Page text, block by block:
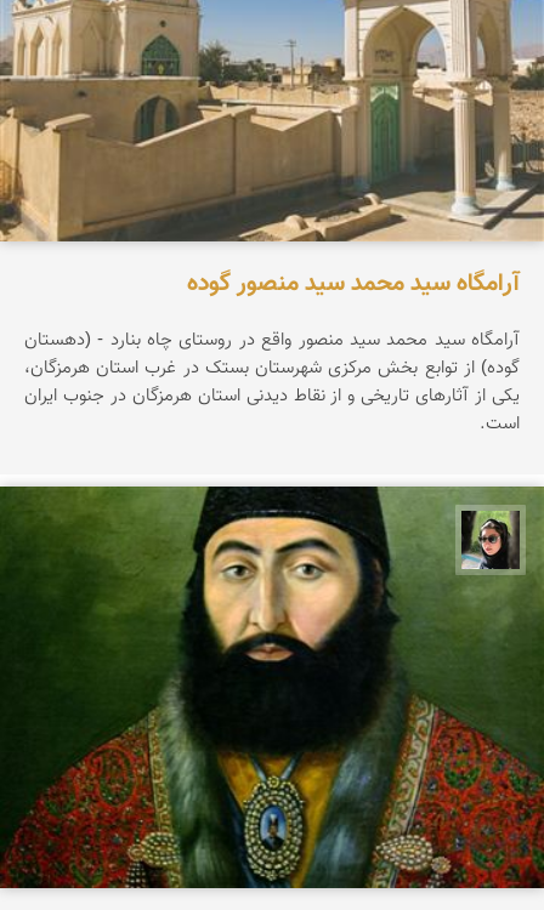
آرامگاه سید محمد سید منصور گوده
آرامگاه سید محمد سید منصور واقع در روستای چاه بنارد - (دهستان
گوده) از توابع بخش مرکزی شهرستان بستک در غرب استان هرمزگان،
یکی از آثارهای تاریخی و از نقاط دیدنی استان هرمزگان در جنوب ایران
است.
سپیده اصلان